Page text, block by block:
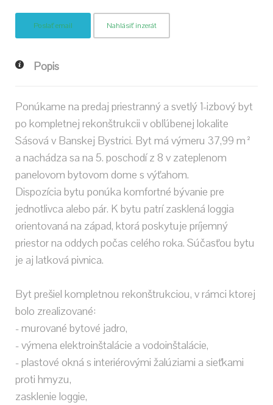
Poslať email Nahlásiť inzerát
Popis
Ponúkame na predaj priestranný a svetlý 1-izbový byt
po kompletnej rekonštrukcii v obľúbenej lokalite
Sásová v Banskej Bystrici. Byt má výmeru 37,99 m²
a nachádza sa na 5. poschodí z 8 v zateplenom
panelovom bytovom dome s výťahom.
Dispozícia bytu ponúka komfortné bývanie pre
jednotlivca alebo pár. K bytu patrí zasklená loggia
orientovaná na západ, ktorá poskytuje príjemný
priestor na oddych počas celého roka. Súčasťou bytu
je aj latková pivnica.
Byt prešiel kompletnou rekonštrukciou, v rámci ktorej
bolo zrealizované:
- murované bytové jadro,
- výmena elektroinštalácie a vodoinštalácie,
- plastové okná s interiérovými žalúziami a sieťkami
proti hmyzu,
zasklenie loggie,